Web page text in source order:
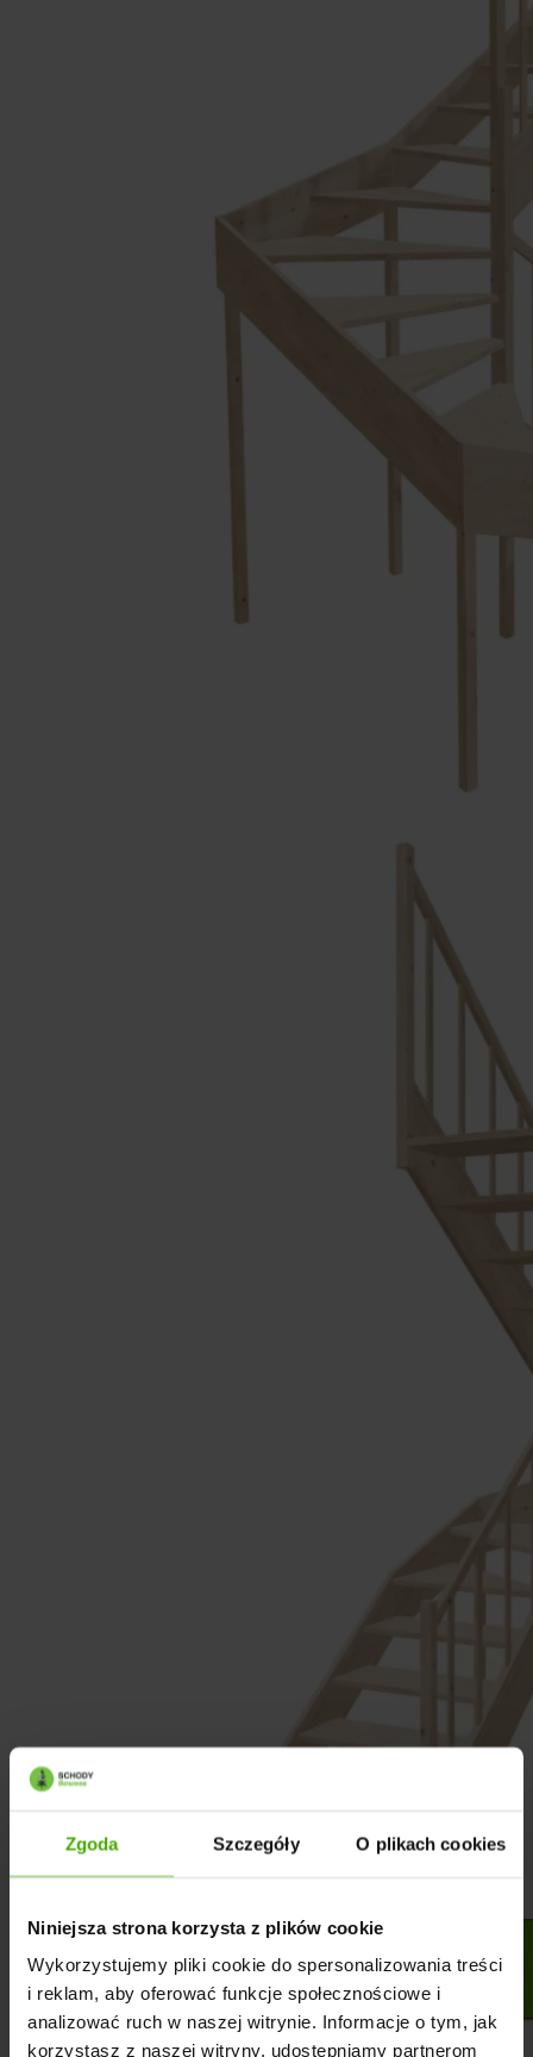
Zgoda Szczegóły O plikach cookies
Niniejsza strona korzysta z plików cookie
Wykorzystujemy pliki cookie do spersonalizowania treści
i reklam, aby oferować funkcje społecznościowe i
analizować ruch w naszej witrynie. Informacje o tym, jak
korzystasz z naszej witryny, udostępniamy partnerom